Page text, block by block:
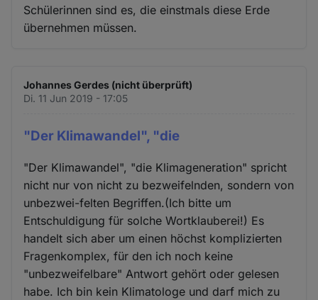
Schülerinnen sind es, die einstmals diese Erde
übernehmen müssen.
Johannes Gerdes (nicht überprüft)
Di. 11 Jun 2019 - 17:05
"Der Klimawandel", "die
"Der Klimawandel", "die Klimageneration" spricht
nicht nur von nicht zu bezweifelnden, sondern von
unbezwei-felten Begriffen.(Ich bitte um
Entschuldigung für solche Wortklauberei!) Es
handelt sich aber um einen höchst komplizierten
Fragenkomplex, für den ich noch keine
"unbezweifelbare" Antwort gehört oder gelesen
habe. Ich bin kein Klimatologe und darf mich zu